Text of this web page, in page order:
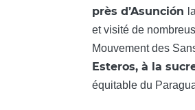
près d’Asunción
et visité de
Mouvement des
Esteros, à la
équitable du